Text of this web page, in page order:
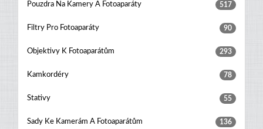
Pouzdra Na Kamery A Fotoaparáty 517
Filtry Pro Fotoaparáty 90
Objektivy K Fotoaparátům 293
Kamkordéry 78
Stativy 55
Sady Ke Kamerám A Fotoaparátům 136